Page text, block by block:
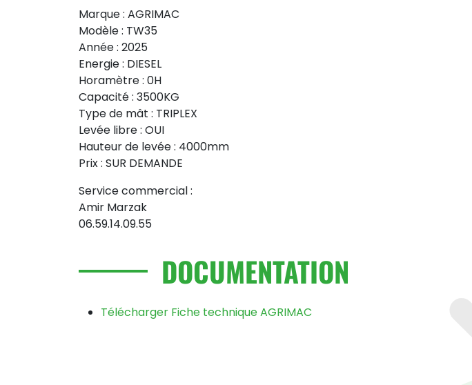
Marque : AGRIMAC
Modèle : TW35
Année : 2025
Energie : DIESEL
Horamètre : 0H
Capacité : 3500KG
Type de mât : TRIPLEX
Levée libre : OUI
Hauteur de levée : 4000mm
Prix : SUR DEMANDE
Service commercial :
Amir Marzak
06.59.14.09.55
DOCUMENTATION
Télécharger Fiche technique AGRIMAC